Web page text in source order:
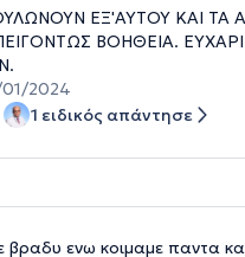
ΕΞ'ΑΥΤΟΥ ΚΑΙ ΤΑ
ΒΟΗΘΕΙΑ.
2024
1 ειδικός απάντησε
βραδυ ενω κοιμαμε παντα